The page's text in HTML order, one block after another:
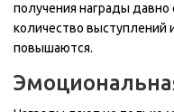
получения награды
количество выступлений
повышаются.